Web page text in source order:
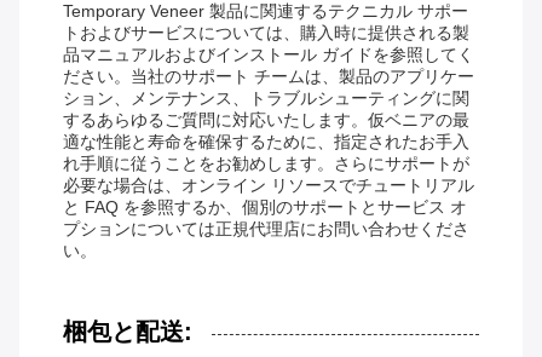
Temporary Veneer 製品に関連するテクニカル サポー
トおよびサービスについては、購入時に提供される製
品マニュアルおよびインストール ガイドを参照してく
ださい。当社のサポート チームは、製品のアプリケー
ション、メンテナンス、トラブルシューティングに関
するあらゆるご質問に対応いたします。仮ベニアの最
適な性能と寿命を確保するために、指定されたお手入
れ手順に従うことをお勧めします。さらにサポートが
必要な場合は、オンライン リソースでチュートリアル
と FAQ を参照するか、個別のサポートとサービス オ
プションについては正規代理店にお問い合わせくださ
い。
梱包と配送: